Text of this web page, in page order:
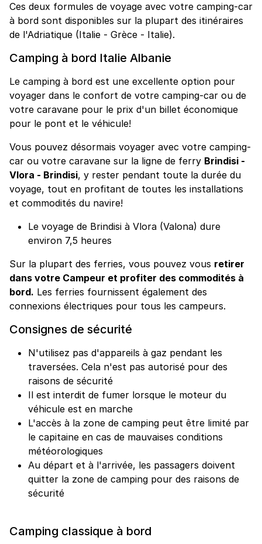
Ces deux formules de voyage avec votre camping-car
à bord sont disponibles sur la plupart des itinéraires
de l'Adriatique (Italie - Grèce - Italie).
Camping à bord Italie Albanie
Le camping à bord est une excellente option pour
voyager dans le confort de votre camping-car ou de
votre caravane pour le prix d'un billet économique
pour le pont et le véhicule!
Vous pouvez désormais voyager avec votre camping-
car ou votre caravane sur la ligne de ferry Brindisi -
Vlora - Brindisi, y rester pendant toute la durée du
voyage, tout en profitant de toutes les installations
et commodités du navire!
Le voyage de Brindisi à Vlora (Valona) dure
environ 7,5 heures
Sur la plupart des ferries, vous pouvez vous retirer
dans votre Campeur et profiter des commodités à
bord. Les ferries fournissent également des
connexions électriques pour tous les campeurs.
Consignes de sécurité
N'utilisez pas d'appareils à gaz pendant les
traversées. Cela n'est pas autorisé pour des
raisons de sécurité
Il est interdit de fumer lorsque le moteur du
véhicule est en marche
L'accès à la zone de camping peut être limité par
le capitaine en cas de mauvaises conditions
météorologiques
Au départ et à l'arrivée, les passagers doivent
quitter la zone de camping pour des raisons de
sécurité
Camping classique à bord